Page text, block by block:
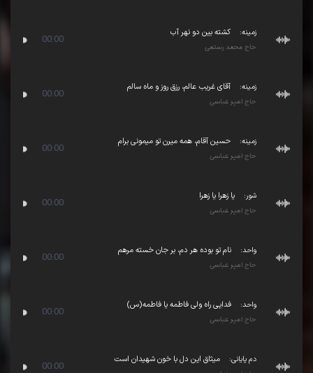
زمینه:
کشته بین دو نهر آب
حاج محمد رستمی
00:00
زمینه:
آقای غریب عالم، رزق روز و ماه سالم
حاج امیر عباسی
00:00
زمینه:
حسین آقام، همه میرن تو میمونی برام
حاج امیر عباسی
00:00
شور:
یا زهرا یا زهرا
حاج امیر عباسی
00:00
واحد:
نام تو بوده هر دم، بر جان خسته مرهم
حاج امیر عباسی
00:00
واحد:
فدایی راه ولی فاطمه یا فاطمه(س)
حاج امیر عباسی
00:00
دم پایانی:
میثاق این دل با خون شهیدان است
00:00